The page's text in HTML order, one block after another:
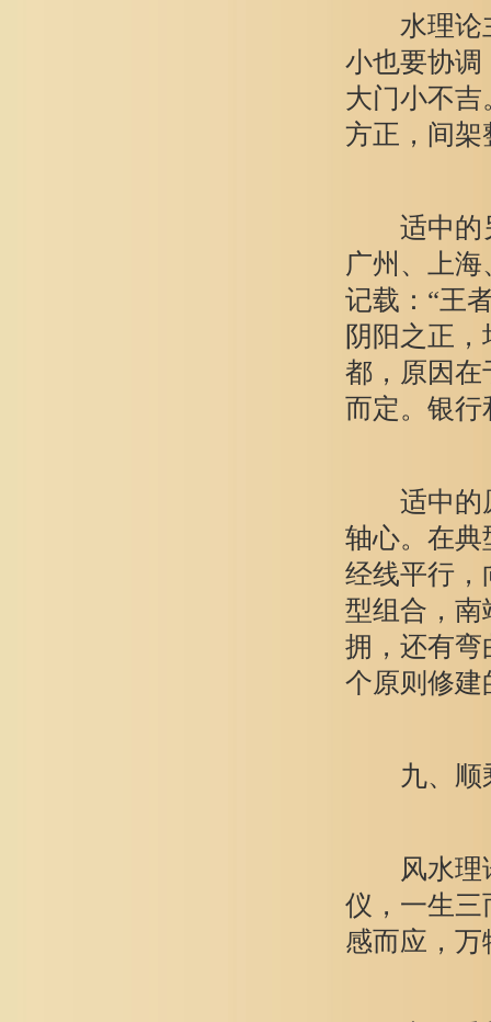
水理论主
小也要协调
大门小不吉
方正，间架
适中的另
广州、上
记载：“王
阴阳之正
都，原因在
而定。银行
适中的原
轴心。在典
经线平行，
型组合，南
拥，还有弯
个原则修建
九、顺乘
风水理论
仪，一生三
感而应，